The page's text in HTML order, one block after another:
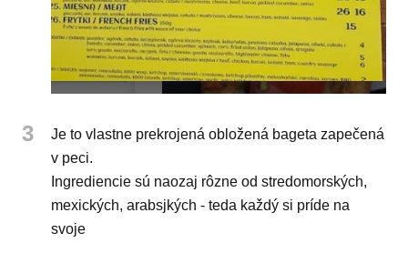
3
Je to vlastne prekrojená obložená bageta zapečená
v peci.
Ingrediencie sú naozaj rôzne od stredomorských,
mexických, arabsjkých - teda každý si príde na
svoje